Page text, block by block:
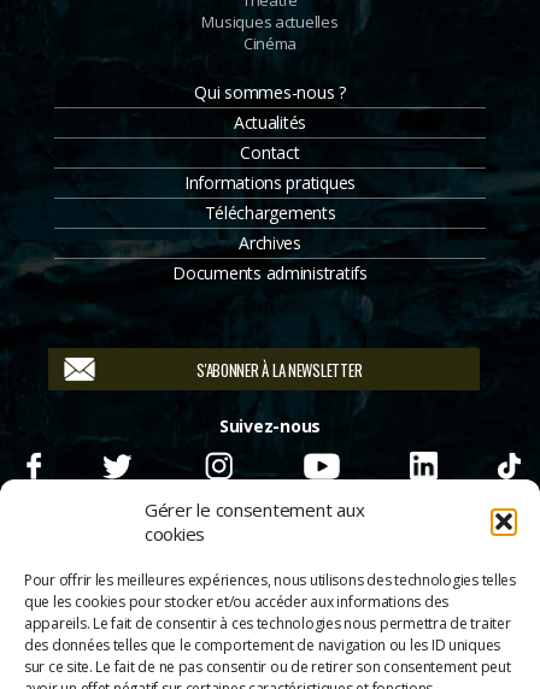
Gérer le consentement aux
cookies
Pour offrir les meilleures expériences, nous utilisons des technologies telles
que les cookies pour stocker et/ou accéder aux informations des
appareils. Le fait de consentir à ces technologies nous permettra de traiter
des données telles que le comportement de navigation ou les ID uniques
sur ce site. Le fait de ne pas consentir ou de retirer son consentement peut
Musiques actuelles
Cinéma
Qui sommes-nous ?
Actualités
Contact
Informations pratiques
Téléchargements
Archives
Documents administratifs
S'ABONNER À LA NEWSLETTER
Suivez-nous